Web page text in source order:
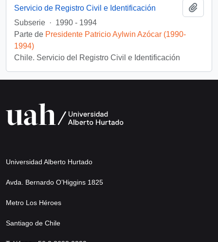
Servicio de Registro Civil e Identificación
Subserie · 1990 - 1994
Parte de Presidente Patricio Aylwin Azócar (1990-
1994)
Chile. Servicio del Registro Civil e Identificación
Universidad Alberto Hurtado
Avda. Bernardo O’Higgins 1825
Metro Los Héroes
Santiago de Chile